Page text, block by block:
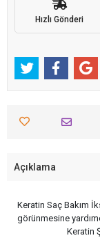
Hızlı Gönderi
Açıklama
Keratin Saç Bakım
görünmesine
Keratin